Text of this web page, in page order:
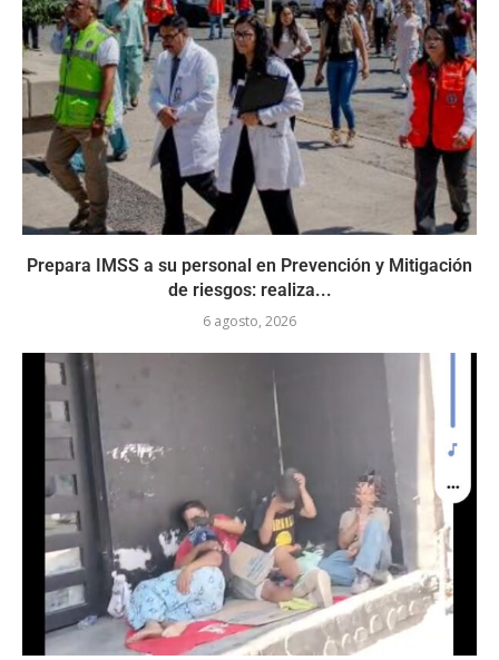
Prepara IMSS a su personal en Prevención y Mitigación
de riesgos: realiza...
6 agosto, 2026